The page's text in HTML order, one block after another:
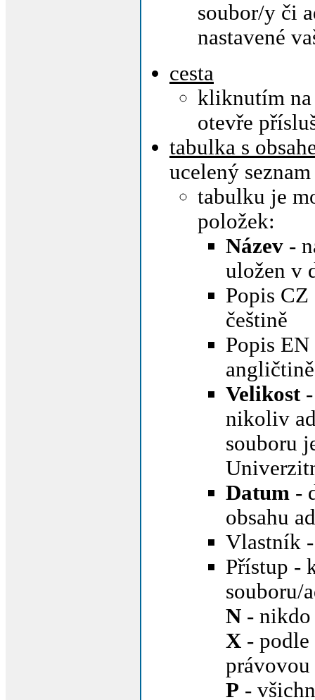
soubor/y či
nastavené
cesta
kliknutím na
otevře
tabulka s
ucelený
tabulku je
položek:
Název -
uložen v
Popis
češtině
Popis
angličtině
Velikost-
nikoliv
souboru
Datum -
obsahu
Vlastník -
Přístup -
souboru/
N - nikdo
X -
P -